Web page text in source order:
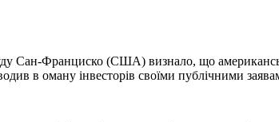
в оману інвесторів своїми публічними